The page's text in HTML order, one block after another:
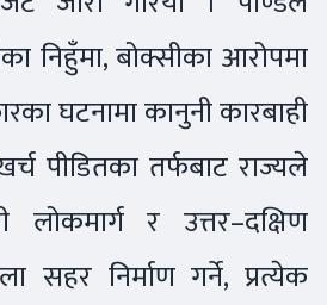
निहुँमा, बोक्सीका आरोपमा
घटनामा कानुनी कारबाही
पीडितका तर्फबाट राज्यले
लोकमार्ग र उत्तर–दक्षिण
सहर निर्माण गर्ने, प्रत्येक